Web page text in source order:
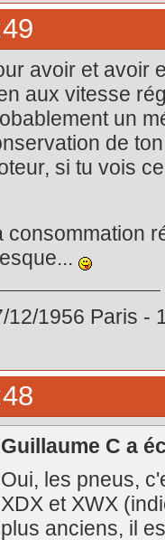
avoir et avoir
aux vitesse
un
de
si tu vois
consommation
12/1956 Paris -
Guillaume C a
Oui, les pneus,
XDX et XWX
plus anciens, il